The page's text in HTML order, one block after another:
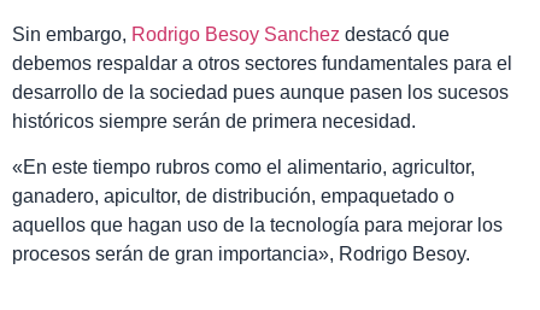
Sin embargo, Rodrigo Besoy Sanchez destacó que
debemos respaldar a otros sectores fundamentales para el
desarrollo de la sociedad pues aunque pasen los sucesos
históricos siempre serán de primera necesidad.
«En este tiempo rubros como el alimentario, agricultor,
ganadero, apicultor, de distribución, empaquetado o
aquellos que hagan uso de la tecnología para mejorar los
procesos serán de gran importancia», Rodrigo Besoy.